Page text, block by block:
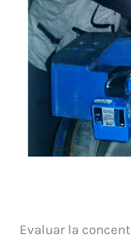
Evaluar la